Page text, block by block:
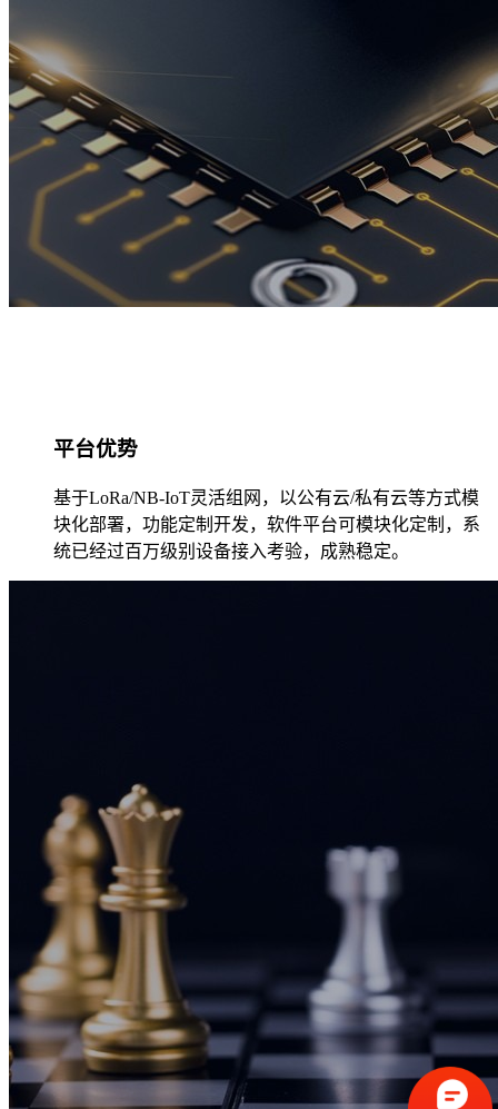
平台优势
基于LoRa/NB-IoT灵活组网，以公有云/私有云等方式模
块化部署，功能定制开发，软件平台可模块化定制，系
统已经过百万级别设备接入考验，成熟稳定。